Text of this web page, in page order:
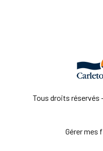
Tous droits réservés
Gérer mes